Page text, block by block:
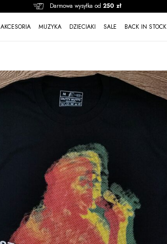
Darmowa wysyłka od 250 zł
AKCESORIA MUZYKA DZIECIAKI SALE BACK IN STOCK